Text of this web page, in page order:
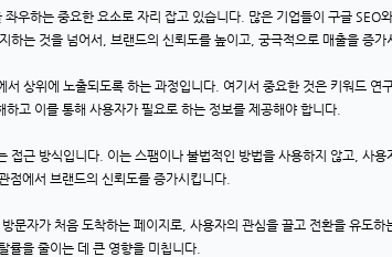
우하는 중요한 요소로 자리 잡고 있습니다. 많은 기업들이 구글 SEO
는 것을 넘어서, 브랜드의 신뢰도를 높이고, 궁극적으로 매출을 증가
상위에 노출되도록 하는 과정입니다. 여기서 중요한 것은 키워드 연
고 이를 통해 사용자가 필요로 하는 정보를 제공해야 합니다.
근 방식입니다. 이는 스팸이나 불법적인 방법을 사용하지 않고, 사
점에서 브랜드의 신뢰도를 증가시킵니다.
문자가 처음 도착하는 페이지로, 사용자의 관심을 끌고 전환을 유
률을 줄이는 데 큰 영향을 미칩니다.